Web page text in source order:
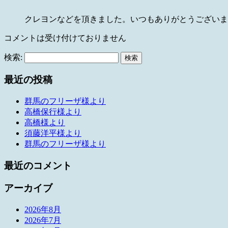
クレヨンなどを頂きました。いつもありがとうござい
コメントは受け付けておりません
検索:
最近の投稿
群馬のフリーザ様より
高橋保行様より
高橋様より
須藤洋平様より
群馬のフリーザ様より
最近のコメント
アーカイブ
2026年8月
2026年7月